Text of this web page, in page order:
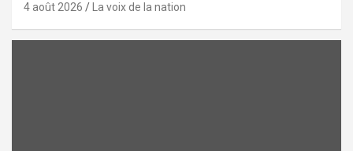
4 août 2026 La voix de la nation